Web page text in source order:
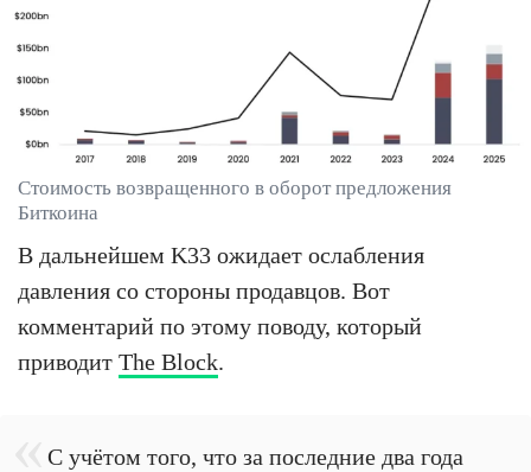
Стоимость возвращенного в оборот предложения
Биткоина
В дальнейшем K33 ожидает ослабления
давления со стороны продавцов. Вот
комментарий по этому поводу, который
приводит The Block.
С учётом того, что за последние два года